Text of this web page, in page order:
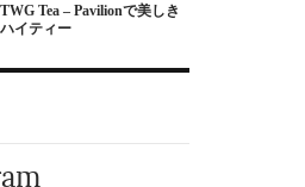
TWG Tea – Pavilionで美しき
ハイティー